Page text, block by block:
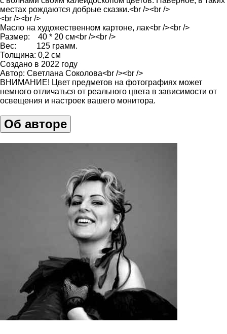
местах рождаются добрые сказки.<br /><br />
<br /><br />
Масло на художественном картоне, лак<br /><br />
Размер: 40 * 20 см<br /><br />
Вес: 125 грамм.
Толщина: 0,2 см
Создано в 2022 году
Автор: Светлана Соколова<br /><br />
ВНИМАНИЕ! Цвет предметов на фотографиях может
немного отличаться от реального цвета в зависимости от
освещения и настроек вашего монитора.
Об авторе